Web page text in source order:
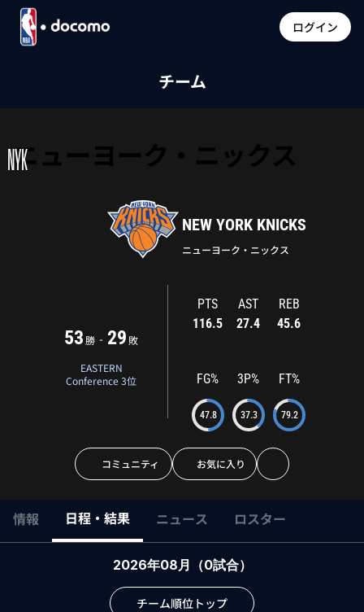
ログイン
チーム
ニューヨーク・ニックス
NYK
NEW YORK KNICKS
ニューヨーク・ニックス
53 勝 - 29 敗
EASTERN
Conference 3位
PTS
116.5
AST
27.4
REB
45.6
FG%
47.8
3P%
37.3
FT%
79.2
コミュニティ お気に入り
情報 日程・結果 ニュース ロスター
2026年08月 （0試合）
チーム順位トップ